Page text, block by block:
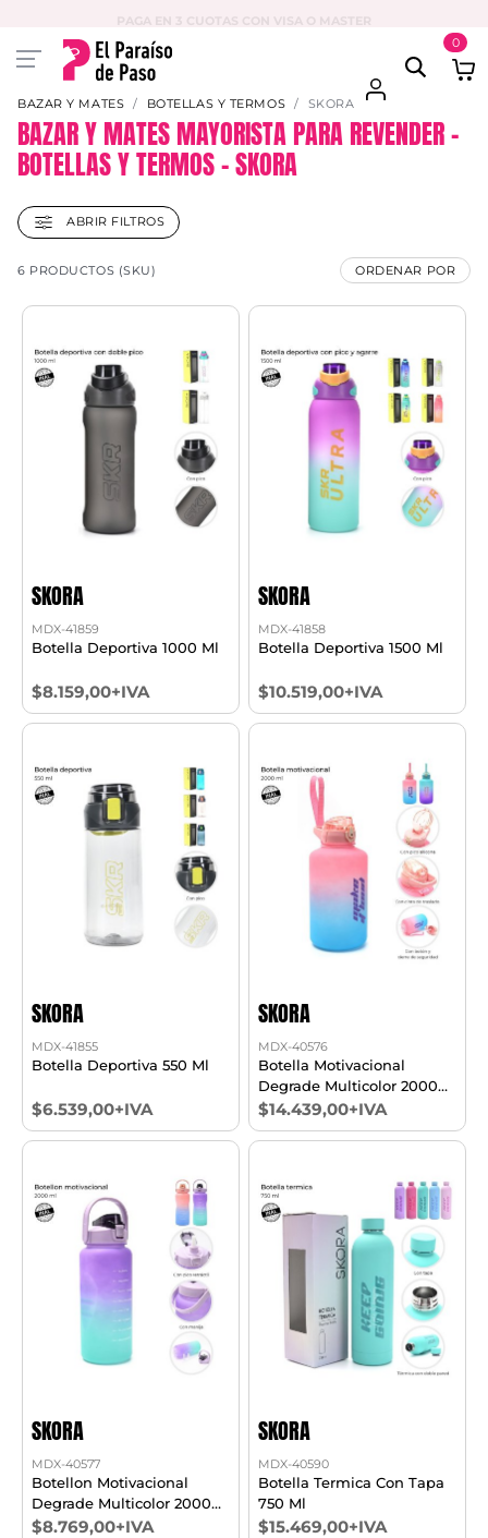
0
BAZAR Y MATES BOTELLAS Y TERMOS SKORA
BAZAR Y MATES MAYORISTA PARA REVENDER –
BOTELLAS Y TERMOS – SKORA
ABRIR FILTROS
6 PRODUCTOS (SKU) ORDENAR POR
SKORA
MDX-41859
Botella Deportiva 1000 Ml
$8.159,00+IVA
SKORA
MDX-41858
Botella Deportiva 1500 Ml
$10.519,00+IVA
SKORA
MDX-41855
Botella Deportiva 550 Ml
$6.539,00+IVA
SKORA
MDX-40576
Botella Motivacional
Degrade Multicolor 2000
Ml
$14.439,00+IVA
SKORA
MDX-40577
Botellon Motivacional
Degrade Multicolor 2000
Ml
$8.769,00+IVA
SKORA
MDX-40590
Botella Termica Con Tapa
750 Ml
$15.469,00+IVA